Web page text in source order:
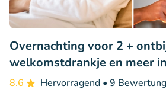
Overnachting voor 2 +
welkomstdrankje en meer
8.6 Hervorragend • 9